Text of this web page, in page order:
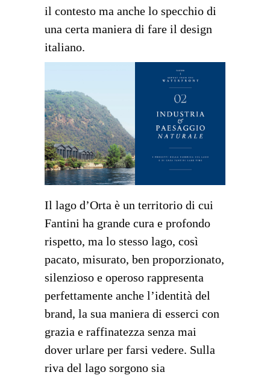
il contesto ma anche lo specchio di
una certa maniera di fare il design
italiano.
Il lago d’Orta è un territorio di cui
Fantini ha grande cura e profondo
rispetto, ma lo stesso lago, così
pacato, misurato, ben proporzionato,
silenzioso e operoso rappresenta
perfettamente anche l’identità del
brand, la sua maniera di esserci con
grazia e raffinatezza senza mai
dover urlare per farsi vedere. Sulla
riva del lago sorgono sia